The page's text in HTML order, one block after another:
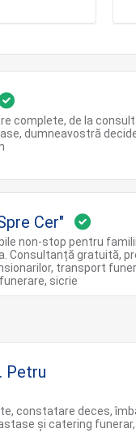
complete, de la
dumneavostră
Cer"
non-stop pentru
Consultanță gratuită,
transport
sicrie
Petru
constatare deces,
și catering